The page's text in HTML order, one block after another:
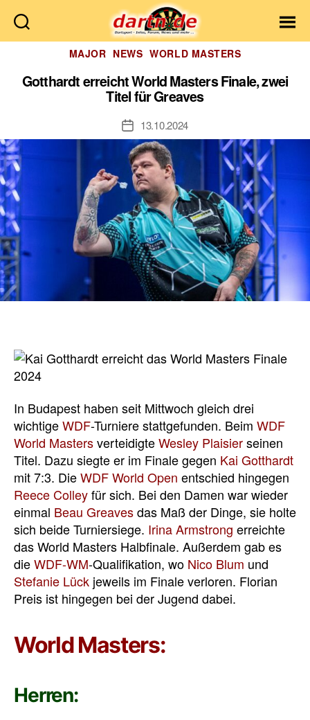
Dartn.de
Kategorien
MAJOR NEWS WORLD MASTERS
Gotthardt erreicht World Masters Finale, zwei
Titel für Greaves
Veröffentlichungsdatum
13.10.2024
In Budapest haben seit Mittwoch gleich drei
wichtigeWDF-Turniere stattgefunden. Beim WDF
World MastersverteidigteWesley Plaisierseinen
Titel. Dazu siegte er im Finale gegen Kai Gotthardt
mit 7:3. DieWDF World Open entschied hingegen
Reece Colleyfür sich. Bei den Damen war wieder
einmal Beau Greavesdas Maß der Dinge, sie holte
sich beide Turniersiege. Irina Armstrong erreichte
das World Masters Halbfinale. Außerdem gab es
dieWDF-WM-Qualifikation, wo Nico Blum und
Stefanie Lück jeweils im Finale verloren. Florian
Preis ist hingegen bei der Jugend dabei.
World Masters:
Herren: